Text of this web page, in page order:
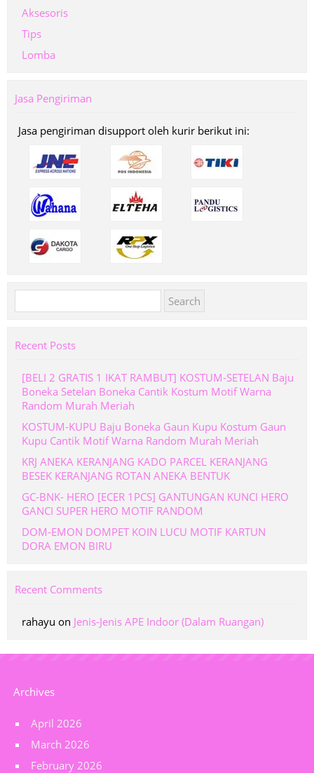
Aksesoris
Tips
Lomba
Jasa Pengiriman
Jasa pengiriman disupport oleh kurir berikut ini:
for:
Recent Posts
[BELI 2 GRATIS 1 IKAT RAMBUT] KOSTUM-SETELAN Baju
Boneka Setelan Boneka Cantik Kostum Motif Warna
Random Murah Meriah
KOSTUM-KUPU Baju Boneka Gaun Kupu Kostum Gaun
Kupu Cantik Motif Warna Random Murah Meriah
KRJ ANEKA KERANJANG KADO PARCEL KERANJANG
BESEK KERANJANG ROTAN ANEKA BENTUK
GC-BNK- HERO [ECER 1PCS] GANTUNGAN KUNCI HERO
GANCI SUPER HERO MOTIF RANDOM
DOM-EMON DOMPET KOIN LUCU MOTIF KARTUN
DORA EMON BIRU
Recent Comments
rahayu on Jenis-Jenis APE Indoor (Dalam Ruangan)
Archives
April 2026
March 2026
February 2026